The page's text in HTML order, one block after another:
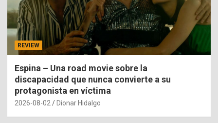
REVIEW
Espina – Una road movie sobre la
discapacidad que nunca convierte a su
protagonista en víctima
2026-08-02 Dionar Hidalgo